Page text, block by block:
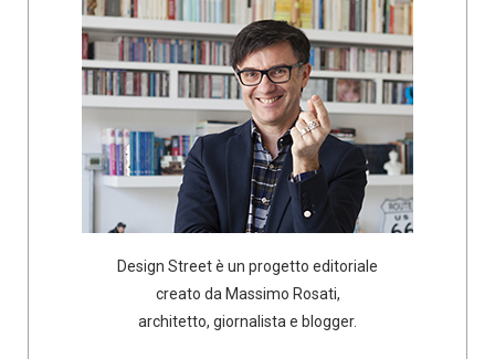
Design Street è un progetto editoriale
creato da Massimo Rosati,
architetto, giornalista e blogger.